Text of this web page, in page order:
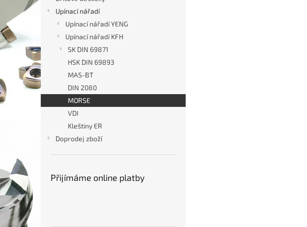
Upínací nářadí
Upínací nářadí YENG
Upínací nářadí KFH
SK DIN 69871
HSK DIN 69893
MAS-BT
DIN 2080
MORSE
VDI
Kleštiny ER
Doprodej zboží
Přijímáme online platby